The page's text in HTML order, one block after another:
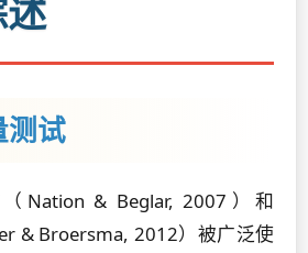
测试
Nation & Beglar, 2007）和
& Broersma, 2012）被广泛使